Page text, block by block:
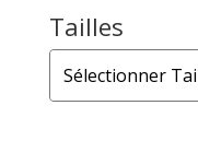
Tailles